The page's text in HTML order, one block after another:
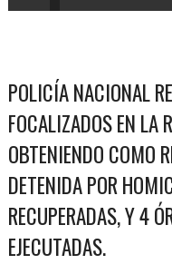
POLICÍA NACIONAL
FOCALIZADOS EN LA
OBTENIENDO COMO
DETENIDA POR
RECUPERADAS, Y 4
EJECUTADAS.